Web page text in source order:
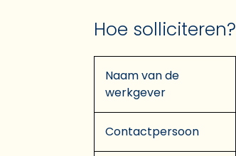
Hoe solliciteren?
Naam van de
werkgever
Contactpersoon